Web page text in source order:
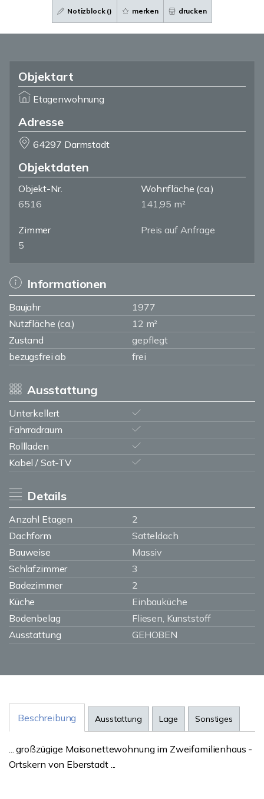
Notizblock () merken drucken
Objektart
Etagenwohnung
Adresse
64297 Darmstadt
Objektdaten
Objekt-Nr.
6516
Wohnfläche (ca.)
141,95 m²
Zimmer
5
Preis auf Anfrage
Informationen
Baujahr
1977
Nutzfläche (ca.)
12 m²
Zustand
gepflegt
bezugsfrei ab
frei
Ausstattung
Unterkellert
Fahrradraum
Rollladen
Kabel / Sat-TV
Details
Anzahl Etagen
2
Dachform
Satteldach
Bauweise
Massiv
Schlafzimmer
3
Badezimmer
2
Küche
Einbauküche
Bodenbelag
Fliesen, Kunststoff
Ausstattung
GEHOBEN
Beschreibung Ausstattung Lage Sonstiges
... großzügige Maisonettewohnung im Zweifamilienhaus -
Ortskern von Eberstadt ...